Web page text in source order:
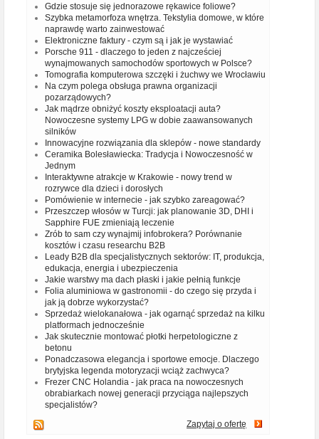
Gdzie stosuje się jednorazowe rękawice foliowe?
Szybka metamorfoza wnętrza. Tekstylia domowe, w które
naprawdę warto zainwestować
Elektroniczne faktury - czym są i jak je wystawiać
Porsche 911 - dlaczego to jeden z najcześciej
wynajmowanych samochodów sportowych w Polsce?
Tomografia komputerowa szczęki i żuchwy we Wrocławiu
Na czym polega obsługa prawna organizacji
pozarządowych?
Jak mądrze obniżyć koszty eksploatacji auta?
Nowoczesne systemy LPG w dobie zaawansowanych
silników
Innowacyjne rozwiązania dla sklepów - nowe standardy
Ceramika Bolesławiecka: Tradycja i Nowoczesność w
Jednym
Interaktywne atrakcje w Krakowie - nowy trend w
rozrywce dla dzieci i dorosłych
Pomówienie w internecie - jak szybko zareagować?
Przeszczep włosów w Turcji: jak planowanie 3D, DHI i
Sapphire FUE zmieniają leczenie
Zrób to sam czy wynajmij infobrokera? Porównanie
kosztów i czasu researchu B2B
Leady B2B dla specjalistycznych sektorów: IT, produkcja,
edukacja, energia i ubezpieczenia
Jakie warstwy ma dach płaski i jakie pełnią funkcje
Folia aluminiowa w gastronomii - do czego się przyda i
jak ją dobrze wykorzystać?
Sprzedaż wielokanałowa - jak ogarnąć sprzedaż na kilku
platformach jednocześnie
Jak skutecznie montować płotki herpetologiczne z
betonu
Ponadczasowa elegancja i sportowe emocje. Dlaczego
brytyjska legenda motoryzacji wciąż zachwyca?
Frezer CNC Holandia - jak praca na nowoczesnych
obrabiarkach nowej generacji przyciąga najlepszych
specjalistów?
Zapytaj o ofertę